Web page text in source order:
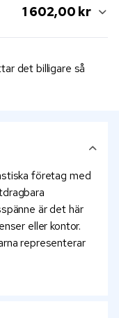
1 602,00 kr
det billigare så
företag med
är det här
eller kontor.
representerar